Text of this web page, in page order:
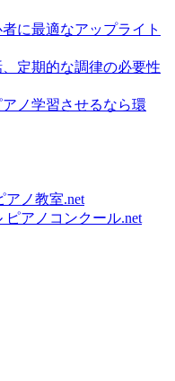
に最適なアップライト
定期的な調律の必要性
ノ学習させるなら環
ノ教室.net
アノコンクール.net